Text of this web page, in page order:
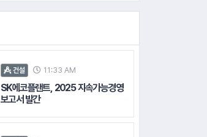
건설 11:33 AM
SK에코플랜트, 2025 지속가능경영
보고서 발간